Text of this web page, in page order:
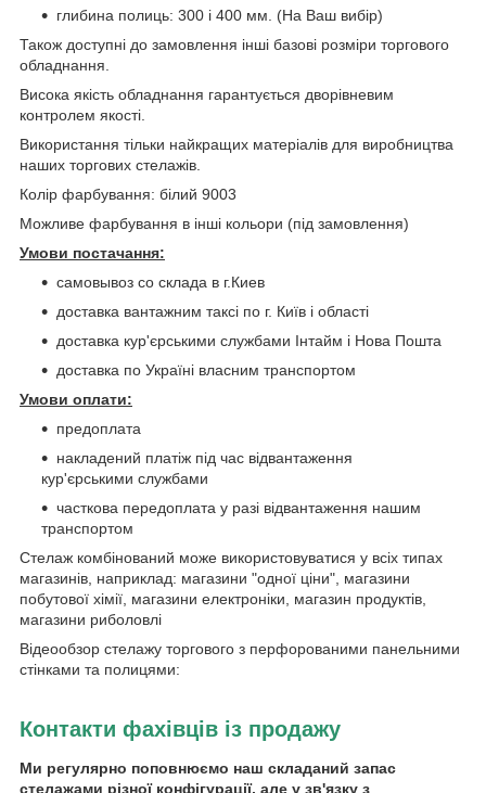
глибина полиць: 300 і 400 мм. (На Ваш вибір)
Також доступні до замовлення інші базові розміри торгового
обладнання.
Висока якість обладнання гарантується дворівневим
контролем якості.
Використання тільки найкращих матеріалів для виробництва
наших торгових стелажів.
Колір фарбування: білий 9003
Можливе фарбування в інші кольори (під замовлення)
Умови постачання:
самовывоз со склада в г.Киев
доставка вантажним таксі по г. Київ і області
доставка кур'єрськими службами Інтайм і Нова Пошта
доставка по Україні власним транспортом
Умови оплати:
предоплата
накладений платіж під час відвантаження
кур'єрськими службами
часткова передоплата у разі відвантаження нашим
транспортом
Стелаж комбінований може використовуватися у всіх типах
магазинів, наприклад: магазини "одної ціни", магазини
побутової хімії, магазини електроніки, магазин продуктів,
магазини риболовлі
Відеообзор стелажу торгового з перфорованими панельними
стінками та полицями:
Контакти фахівців із продажу
Ми регулярно поповнюємо наш складаний запас
стелажами різної конфігурації, але у зв'язку з